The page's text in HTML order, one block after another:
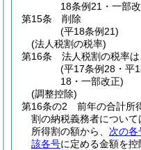
18条例21・一部
第15条
削除
(平18条例21)
(法人税割の税率)
第16条
法人税割の税率は
(平17条例28・平
18・一部改正)
(調整控除)
第16条の2
前年の合計所
割の納税義務者につい
所得割の額から、 次の各
該各号に定める金額を控